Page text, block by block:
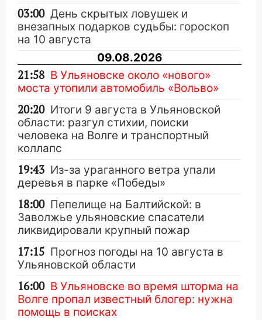
03:00 День скрытых ловушек и
внезапных подарков судьбы: гороскоп
на 10 августа
09.08.2026
21:58 В Ульяновске около «нового»
моста утопили автомобиль «Вольво»
20:20 Итоги 9 августа в Ульяновской
области: разгул стихии, поиски
человека на Волге и транспортный
коллапс
19:43 Из-за ураганного ветра упали
деревья в парке «Победы»
18:00 Пепелище на Балтийской: в
Заволжье ульяновские спасатели
ликвидировали крупный пожар
17:15 Прогноз погоды на 10 августа в
Ульяновской области
16:00 В Ульяновске во время шторма на
Волге пропал известный блогер: нужна
помощь в поисках